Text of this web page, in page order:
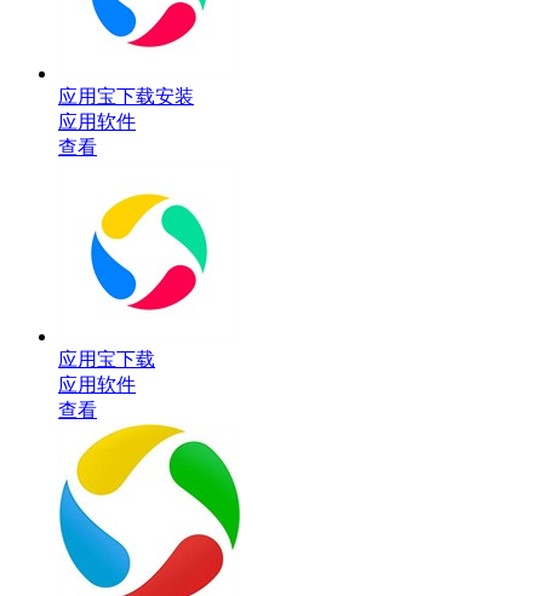
应用宝下载安装
应用软件
查看
应用宝下载
应用软件
查看